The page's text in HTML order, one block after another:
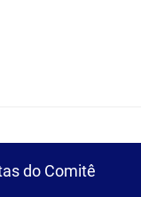
do Comitê